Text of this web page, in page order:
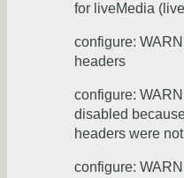
for liveMedia
configure:
headers
configure:
disabled
headers were
configure: